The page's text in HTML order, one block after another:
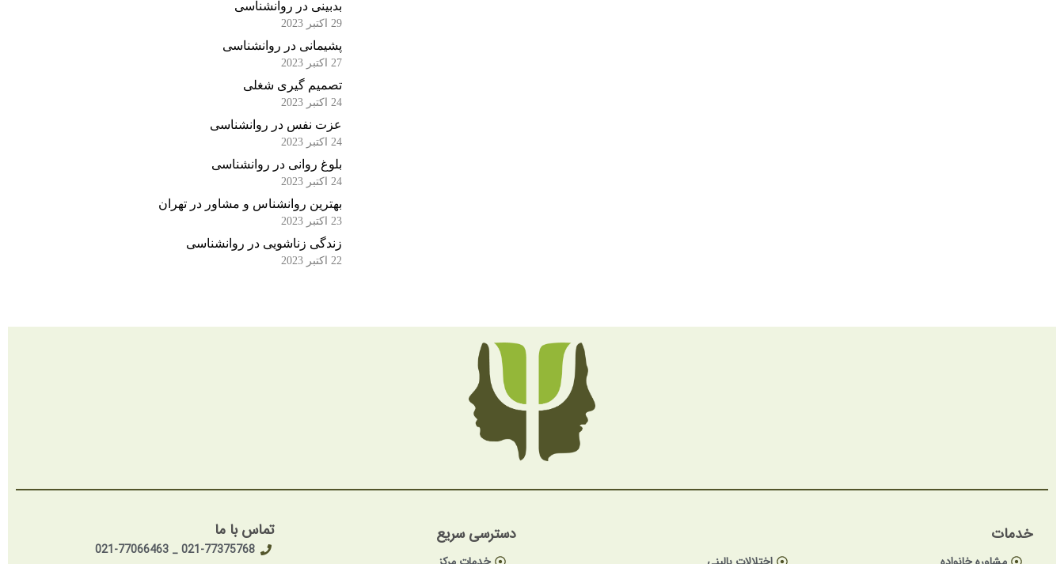
بدبینی در روانشناسی
29 اکتبر 2023
پشیمانی در روانشناسی
27 اکتبر 2023
تصمیم گیری شغلی
24 اکتبر 2023
عزت نفس در روانشناسی
24 اکتبر 2023
بلوغ روانی در روانشناسی
24 اکتبر 2023
بهترین روانشناس و مشاور در تهران
23 اکتبر 2023
زندگی زناشویی در روانشناسی
22 اکتبر 2023
خدمات دسترسی سریع تماس با ما
021-77375768 _ 021-77066463